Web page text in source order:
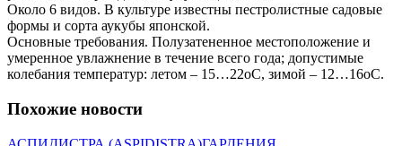
Около 6 видов. В культуре известны пестролистные садовые
формы и сорта аукубы японской.
Основные требования. Полузатененное местоположение и
умеренное увлажнение в течение всего года; допустимые
колебания температур: летом – 15…22оС, зимой – 12…16оС.
Похожие новости